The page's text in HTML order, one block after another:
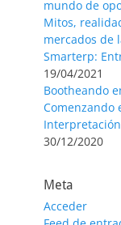
mundo de
Mitos,
mercados de
Smarterp:
19/04/2021
Bootheando
Comenzando
30/12/2020
Meta
Acceder